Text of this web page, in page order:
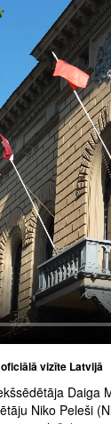
vizīte Latvijā
Daiga
Niko Peleši